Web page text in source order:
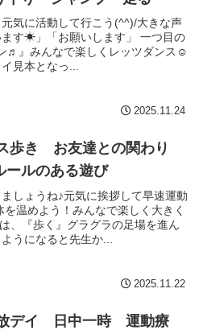
気に活動して行こう(^^)/大きな声
す☀」「お願いします」 一つ目の
♬』みんなで楽しくレッツダンス☺
見本となっ...
2025.11.24
歩き お友達との関わり
ルのある遊び
しょうね♪元気に挨拶して早速運動
温めよう！みんなで楽しく大きく
、『歩く』グラグラの足場を進ん
うになると先生か...
2025.11.22
デイ 日中一時 運動療